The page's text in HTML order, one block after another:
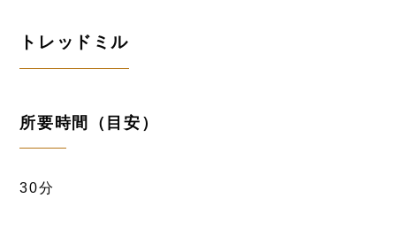
トレッドミル
所要時間（目安）
30分